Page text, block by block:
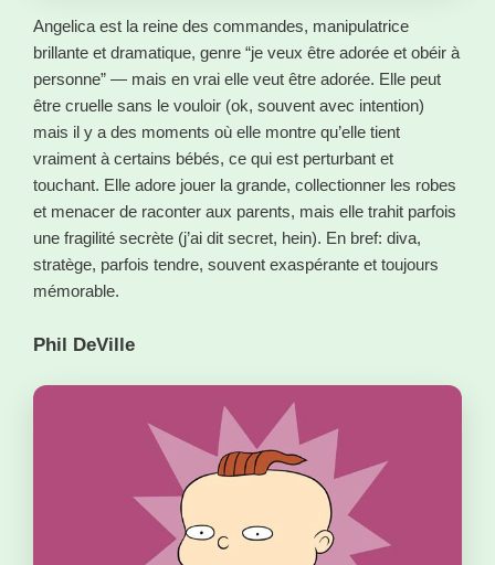
Angelica est la reine des commandes, manipulatrice
brillante et dramatique, genre “je veux être adorée et obéir à
personne” — mais en vrai elle veut être adorée. Elle peut
être cruelle sans le vouloir (ok, souvent avec intention)
mais il y a des moments où elle montre qu’elle tient
vraiment à certains bébés, ce qui est perturbant et
touchant. Elle adore jouer la grande, collectionner les robes
et menacer de raconter aux parents, mais elle trahit parfois
une fragilité secrète (j’ai dit secret, hein). En bref: diva,
stratège, parfois tendre, souvent exaspérante et toujours
mémorable.
Phil DeVille